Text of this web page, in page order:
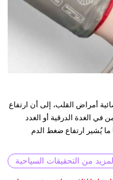
أمراض القلب، إلى أن ارتفاع
الغدة الدرقية أو الغدد
ما يُشير ارتفاع ضغط الدم
المزيد من التحقيقات السياحية